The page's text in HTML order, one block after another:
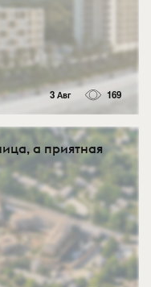
3 Авг 169
а приятная